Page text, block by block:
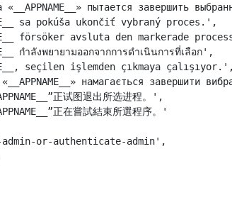
«__APPNAME__» пытается завершить
sa pokúša ukončiť vybraný proces.',
försöker avsluta den markerade
กำลังพยายามออกจากการดำเนินการที่เลือก',
seçilen işlemden çıkmaya çalışıyor.',
намагається завершити
正试图退出所选进程。',
正在嘗試結束所選程序。'
or-authenticate-admin',